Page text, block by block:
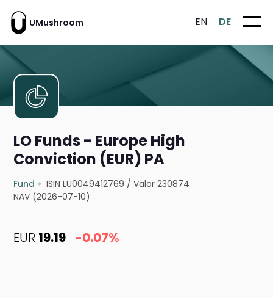
UMushroom EN DE
LO Funds - Europe High
Conviction (EUR) PA
Fund ISIN LU0049412769 /Valor 230874
NAV (2026-07-10)
EUR 19.19 -0.07%